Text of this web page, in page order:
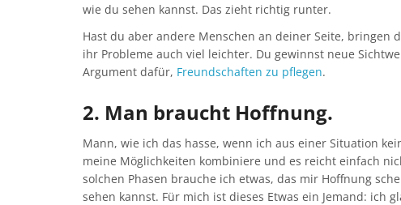
wie du sehen kannst. Das zieht richtig runter.
Hast du aber andere Menschen an deiner Seite, bringen
ihr Probleme auch viel leichter. Du gewinnst neue
Argument dafür, Freundschaften zu pflegen.
2. Man braucht Hoffnung.
Mann, wie ich das hasse, wenn ich aus einer Situation
meine Möglichkeiten kombiniere und es reicht einfach
solchen Phasen brauche ich etwas, das mir Hoffnung
sehen kannst. Für mich ist dieses Etwas ein Jemand: ich